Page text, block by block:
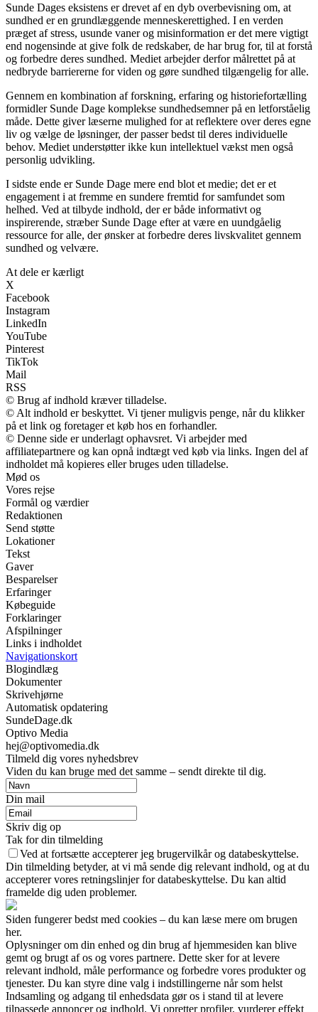
Sunde Dages eksistens er drevet af en dyb overbevisning om, at
sundhed er en grundlæggende menneskerettighed. I en verden
præget af stress, usunde vaner og misinformation er det mere vigtigt
end nogensinde at give folk de redskaber, de har brug for, til at forstå
og forbedre deres sundhed. Mediet arbejder derfor målrettet på at
nedbryde barriererne for viden og gøre sundhed tilgængelig for alle.
Gennem en kombination af forskning, erfaring og historiefortælling
formidler Sunde Dage komplekse sundhedsemner på en letforståelig
måde. Dette giver læserne mulighed for at reflektere over deres egne
liv og vælge de løsninger, der passer bedst til deres individuelle
behov. Mediet understøtter ikke kun intellektuel vækst men også
personlig udvikling.
I sidste ende er Sunde Dage mere end blot et medie; det er et
engagement i at fremme en sundere fremtid for samfundet som
helhed. Ved at tilbyde indhold, der er både informativt og
inspirerende, stræber Sunde Dage efter at være en uundgåelig
ressource for alle, der ønsker at forbedre deres livskvalitet gennem
sundhed og velvære.
At dele er kærligt
X
Facebook
Instagram
LinkedIn
YouTube
Pinterest
TikTok
Mail
RSS
© Brug af indhold kræver tilladelse.
© Alt indhold er beskyttet. Vi tjener muligvis penge, når du klikker
på et link og foretager et køb hos en forhandler.
© Denne side er underlagt ophavsret. Vi arbejder med
affiliatepartnere og kan opnå indtægt ved køb via links. Ingen del af
indholdet må kopieres eller bruges uden tilladelse.
Mød os
Vores rejse
Formål og værdier
Redaktionen
Send støtte
Lokationer
Tekst
Gaver
Besparelser
Erfaringer
Købeguide
Forklaringer
Afspilninger
Links i indholdet
Navigationskort
Blogindlæg
Dokumenter
Skrivehjørne
Automatisk opdatering
SundeDage.dk
Optivo Media
hej@optivomedia.dk
Tilmeld dig vores nyhedsbrev
Viden du kan bruge med det samme – sendt direkte til dig.
Din mail
Skriv dig op
Tak for din tilmelding
Ved at fortsætte accepterer jeg brugervilkår og databeskyttelse.
Din tilmelding betyder, at vi må sende dig relevant indhold, og at du
accepterer vores retningslinjer for databeskyttelse. Du kan altid
framelde dig uden problemer.
Siden fungerer bedst med cookies – du kan læse mere om brugen
her.
Oplysninger om din enhed og din brug af hjemmesiden kan blive
gemt og brugt af os og vores partnere. Dette sker for at levere
relevant indhold, måle performance og forbedre vores produkter og
tjenester. Du kan styre dine valg i indstillingerne når som helst
Indsamling og adgang til enhedsdata gør os i stand til at levere
tilpassede annoncer og indhold. Vi opretter profiler, vurderer effekt